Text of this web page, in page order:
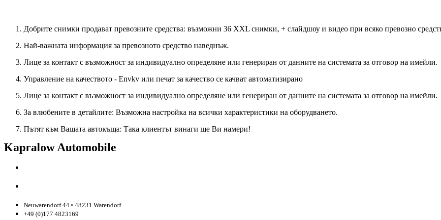
Добрите снимки продават превозните средства: възможни 36 XXL снимки, + слайдшоу и видео при всяко превозно
Най-важната информация за превозното средство наведнъж.
Лице за контакт с възможност за индивидуално определяне или генериран от данните на системата за отговор на имейли.
Управление на качеството - Envkv или печат за качество се качват автоматизирано
Лице за контакт с възможност за индивидуално определяне или генериран от данните на системата за отговор на имейли.
За влюбените в детайлите: Възможна настройка на всички характеристики на оборудването.
Пътят към Вашата автокъща: Така клиентът винаги ще Ви намери!
Kapralow Automobile
Neuwarendorf 44 • 48231 Warendorf
+49 (0)177 4823169